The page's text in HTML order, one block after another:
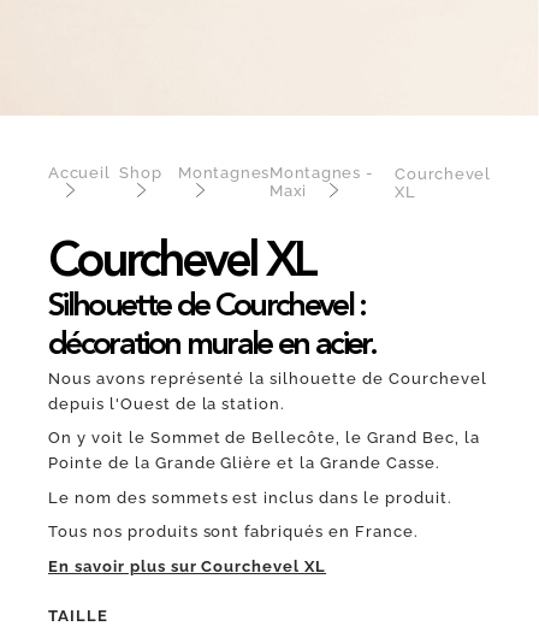
Accueil Shop MontagnesMontagnes -
Maxi
Courchevel
XL
Courchevel XL
Silhouette de Courchevel :
décoration murale en acier.
Nous avons représenté la silhouette de Courchevel
depuis l'Ouest de la station.
On y voit le Sommet de Bellecôte, le Grand Bec, la
Pointe de la Grande Glière et la Grande Casse.
Le nom des sommets est inclus dans le produit.
Tous nos produits sont fabriqués en France.
En savoir plus sur Courchevel XL
TAILLE